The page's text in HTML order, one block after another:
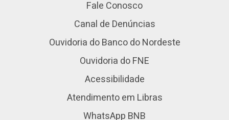
Fale Conosco
Canal de Denúncias
Ouvidoria do Banco do Nordeste
Ouvidoria do FNE
Acessibilidade
Atendimento em Libras
WhatsApp BNB